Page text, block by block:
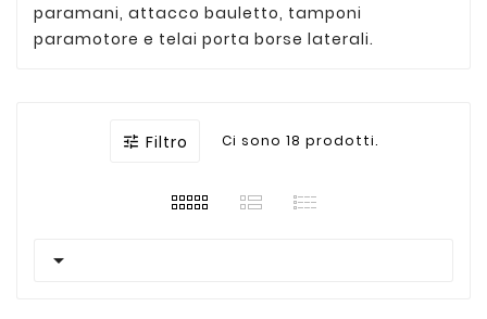
paramani, attacco bauletto, tamponi
paramotore e telai porta borse laterali.
 Filtro Ci sono 18 prodotti.
